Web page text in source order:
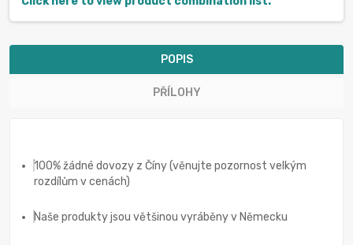
POPIS
PŘÍLOHY
100% žádné dovozy z Číny (věnujte pozornost velkým
rozdílům v cenách)
Naše produkty jsou většinou vyráběny v Německu